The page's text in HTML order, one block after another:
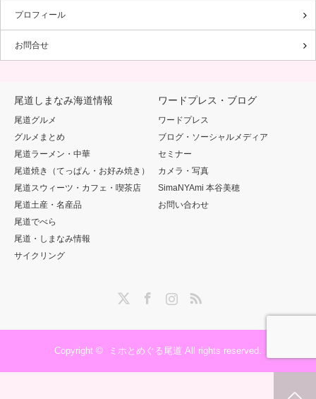
プロフィール
お問合せ
尾道しまなみ海道情報
尾道グルメ
グルメまとめ
尾道ラーメン・中華
尾道焼き（てっぱん・お好み焼き）
尾道スウィーツ・カフェ・喫茶店
尾道土産・名産品
尾道でべら
尾道・しまなみ情報
サイクリング
ワードプレス・ブログ
ワードプレス
ブログ・ソーシャルメディア
セミナー
カメラ・写真
SimaNYAmi 本谷美穂
お問い合わせ
InstagramRSS
Copyright © ミホとめぐる尾道 All rights reserved.